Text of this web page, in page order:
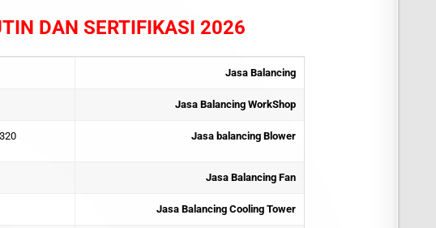
DAN SERTIFIKASI 2026
Jasa Balancing
Jasa Balancing WorkShop
Jasa balancing Blower
Jasa Balancing Fan
Jasa Balancing Cooling Tower